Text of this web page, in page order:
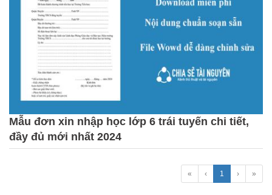
Mẫu đơn xin nhập học lớp 6 trái tuyến chi tiết,
đầy đủ mới nhất 2024
« ‹ 1 › »